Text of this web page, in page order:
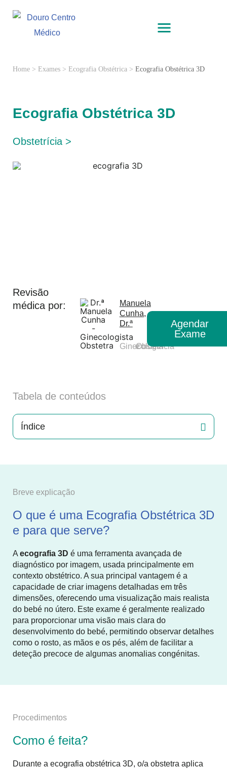
Home > Exames > Ecografia Obstétrica > Ecografia Obstétrica 3D
Ecografia Obstétrica 3D
Obstetrícia >
Revisão
médica por:
Manuela
Cunha,
Dr.ª
Ginecologia
e
Obstetrícia
Agendar
Exame
Tabela de conteúdos
Índice
Breve explicação
O que é uma Ecografia Obstétrica 3D
e para que serve?
A ecografia 3D é uma ferramenta avançada de
diagnóstico por imagem, usada principalmente em
contexto obstétrico. A sua principal vantagem é a
capacidade de criar imagens detalhadas em três
dimensões, oferecendo uma visualização mais realista
do bebé no útero. Este exame é geralmente realizado
para proporcionar uma visão mais clara do
desenvolvimento do bebé, permitindo observar detalhes
como o rosto, as mãos e os pés, além de facilitar a
deteção precoce de algumas anomalias congénitas.
Procedimentos
Como é feita?
Durante a ecografia obstétrica 3D, o/a obstetra aplica